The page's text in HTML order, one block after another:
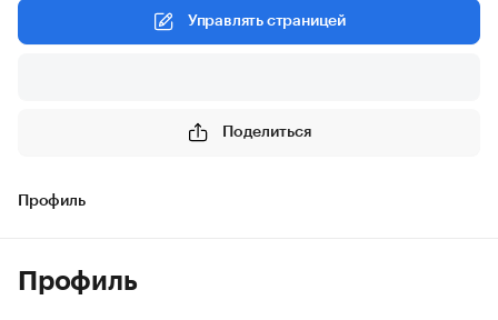
Управлять страницей
Поделиться
Профиль
Профиль